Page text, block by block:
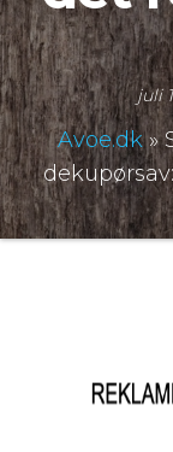
juli
Avoe.dk»